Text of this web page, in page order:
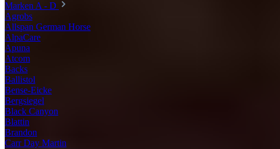
Marken A - D
Agrobs
Allspan German Horse
AlpaCare
Apuna
Atcom
Backs
Ballistol
Bense-Eicke
Bergsiegel
Black Canyon
Blattin
Brandon
Carr Day Martin